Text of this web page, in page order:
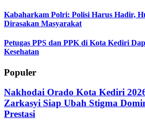
Kabaharkam Polri: Polisi Harus Hadir,
Dirasakan Masyarakat
Petugas PPS dan PPK di Kota Kediri
Kesehatan
Populer
Nakhodai Orado Kota Kediri
Zarkasyi Siap Ubah Stigma
Prestasi